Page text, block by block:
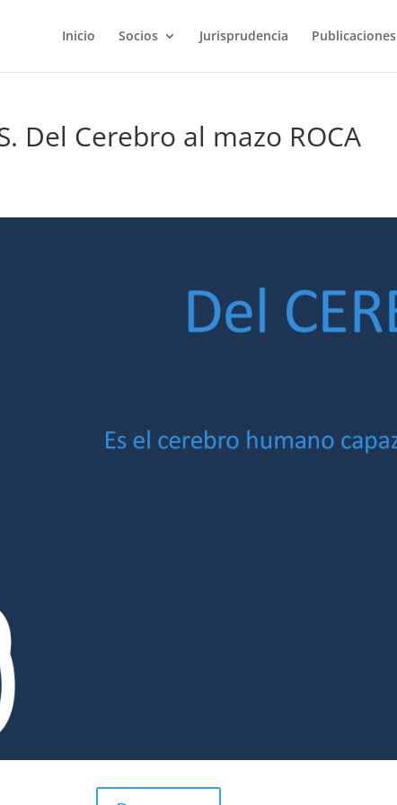
Inicio Socios Jurisprudencia Publicaciones
Del Cerebro al mazo ROCA